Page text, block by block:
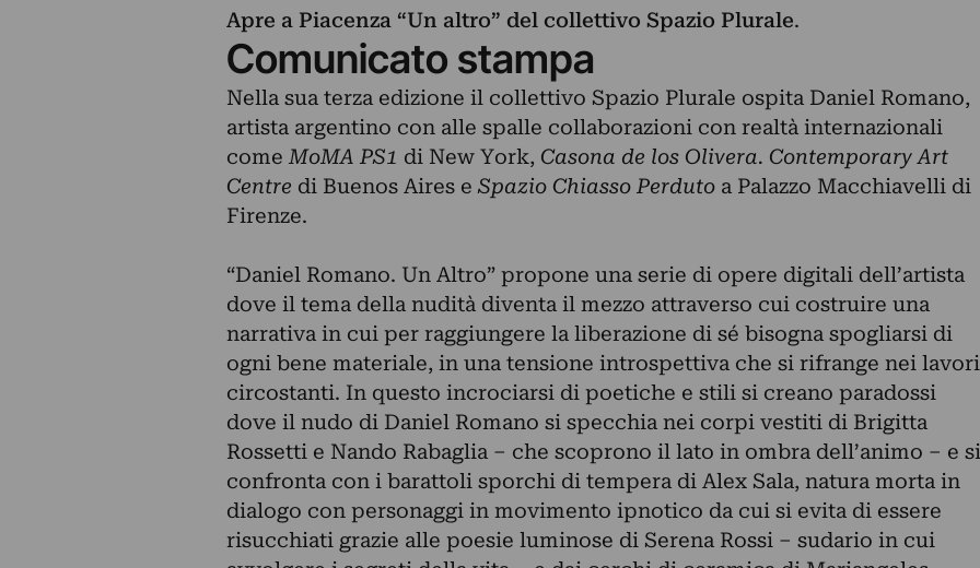
Apre a Piacenza “Un altro” del collettivo Spazio Plurale.
Comunicato stampa
Nella sua terza edizione il collettivo Spazio Plurale ospita Daniel Romano,
artista argentino con alle spalle collaborazioni con realtà internazionali
come MoMA PS1 di New York, Casona de los Olivera. Contemporary Art
Centre di Buenos Aires eSpazio Chiasso Perdutoa Palazzo Macchiavelli di
Firenze.
“Daniel Romano. Un Altro” propone una serie di opere digitali dell’artista
dove il tema della nudità diventa il mezzo attraverso cui costruire una
narrativa in cui per raggiungere la liberazione di sé bisogna spogliarsi di
ogni bene materiale, in una tensione introspettiva che si rifrange nei lavori
circostanti. In questo incrociarsi di poetiche e stili si creano paradossi
dove il nudo di Daniel Romano si specchia nei corpi vestiti di Brigitta
Rossetti e Nando Rabaglia – che scoprono il lato in ombra dell’animo – e si
confronta con i barattoli sporchi di tempera di Alex Sala, natura morta in
dialogo con personaggi in movimento ipnotico da cui si evita di essere
risucchiati grazie alle poesie luminose di Serena Rossi – sudario in cui